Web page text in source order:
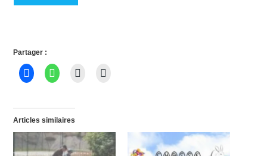
Partager :
Articles similaires